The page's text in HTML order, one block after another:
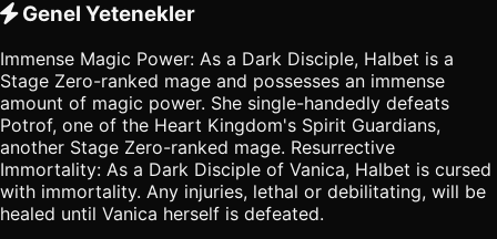
Genel Yetenekler
Immense Magic Power: As a Dark Disciple, Halbet is a
Stage Zero-ranked mage and possesses an immense
amount of magic power. She single-handedly defeats
Potrof, one of the Heart Kingdom's Spirit Guardians,
another Stage Zero-ranked mage. Resurrective
Immortality: As a Dark Disciple of Vanica, Halbet is cursed
with immortality. Any injuries, lethal or debilitating, will be
healed until Vanica herself is defeated.